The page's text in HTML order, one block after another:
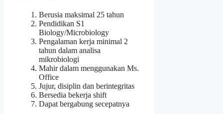
Berusia maksimal 25 tahun
Pendidikan S1
Biology/Microbiology
Pengalaman kerja minimal 2
tahun dalam analisa
mikrobiologi
Mahir dalam menggunakan Ms.
Office
Jujur, disiplin dan berintegritas
Bersedia bekerja shift
Dapat bergabung secepatnya